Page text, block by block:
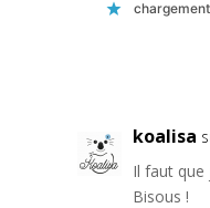
koalisa
Il faut
Bisous !